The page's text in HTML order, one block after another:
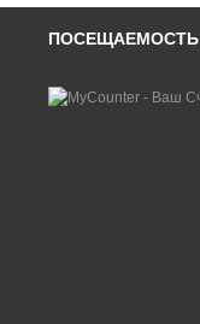
ПОСЕЩАЕМОСТЬ